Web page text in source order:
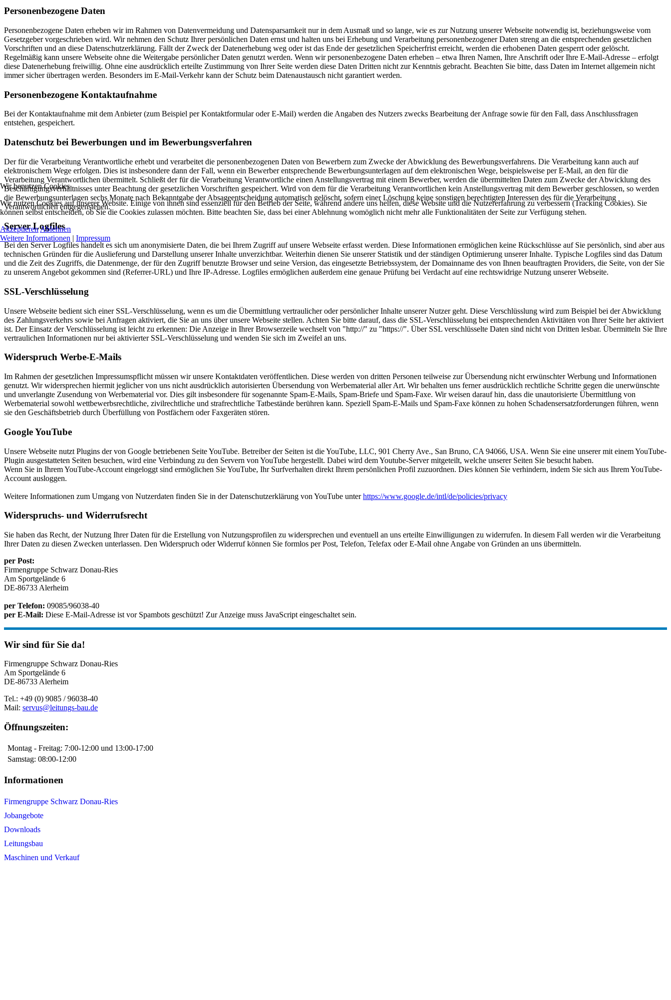
Personenbezogene Daten
Personenbezogene Daten erheben wir im Rahmen von Datenvermeidung und Datensparsamkeit nur in dem Ausmaß und so lange, wie es zur Nutzung unserer Webseite notwendig ist, beziehungsweise vom
Gesetzgeber vorgeschrieben wird. Wir nehmen den Schutz Ihrer persönlichen Daten ernst und halten uns bei Erhebung und Verarbeitung personenbezogener Daten streng an die entsprechenden gesetzlichen
Vorschriften und an diese Datenschutzerklärung. Fällt der Zweck der Datenerhebung weg oder ist das Ende der gesetzlichen Speicherfrist erreicht, werden die erhobenen Daten gesperrt oder gelöscht.
Regelmäßig kann unsere Webseite ohne die Weitergabe persönlicher Daten genutzt werden. Wenn wir personenbezogene Daten erheben – etwa Ihren Namen, Ihre Anschrift oder Ihre E-Mail-Adresse – erfolgt
diese Datenerhebung freiwillig. Ohne eine ausdrücklich erteilte Zustimmung von Ihrer Seite werden diese Daten Dritten nicht zur Kenntnis gebracht. Beachten Sie bitte, dass Daten im Internet allgemein nicht
immer sicher übertragen werden. Besonders im E-Mail-Verkehr kann der Schutz beim Datenaustausch nicht garantiert werden.
Personenbezogene Kontaktaufnahme
Bei der Kontaktaufnahme mit dem Anbieter (zum Beispiel per Kontaktformular oder E-Mail) werden die Angaben des Nutzers zwecks Bearbeitung der Anfrage sowie für den Fall, dass Anschlussfragen
entstehen, gespeichert.
Datenschutz bei Bewerbungen und im Bewerbungsverfahren
Der für die Verarbeitung Verantwortliche erhebt und verarbeitet die personenbezogenen Daten von Bewerbern zum Zwecke der Abwicklung des Bewerbungsverfahrens. Die Verarbeitung kann auch auf
elektronischem Wege erfolgen. Dies ist insbesondere dann der Fall, wenn ein Bewerber entsprechende Bewerbungsunterlagen auf dem elektronischen Wege, beispielsweise per E-Mail, an den für die
Verarbeitung Verantwortlichen übermittelt. Schließt der für die Verarbeitung Verantwortliche einen Anstellungsvertrag mit einem Bewerber, werden die übermittelten Daten zum Zwecke der Abwicklung des
Beschäftigungsverhältnisses unter Beachtung der gesetzlichen Vorschriften gespeichert. Wird von dem für die Verarbeitung Verantwortlichen kein Anstellungsvertrag mit dem Bewerber geschlossen, so werden
die Bewerbungsunterlagen sechs Monate nach Bekanntgabe der Absageentscheidung automatisch gelöscht, sofern einer Löschung keine sonstigen berechtigten Interessen des für die Verarbeitung
Verantwortlichen entgegenstehen.
Server Logfiles
Bei den Server Logfiles handelt es sich um anonymisierte Daten, die bei Ihrem Zugriff auf unsere Webseite erfasst werden. Diese Informationen ermöglichen keine Rückschlüsse auf Sie persönlich, sind aber aus
technischen Gründen für die Auslieferung und Darstellung unserer Inhalte unverzichtbar. Weiterhin dienen Sie unserer Statistik und der ständigen Optimierung unserer Inhalte. Typische Logfiles sind das Datum
und die Zeit des Zugriffs, die Datenmenge, der für den Zugriff benutzte Browser und seine Version, das eingesetzte Betriebssystem, der Domainname des von Ihnen beauftragten Providers, die Seite, von der Sie
zu unserem Angebot gekommen sind (Referrer-URL) und Ihre IP-Adresse. Logfiles ermöglichen außerdem eine genaue Prüfung bei Verdacht auf eine rechtswidrige Nutzung unserer Webseite.
SSL-Verschlüsselung
Unsere Webseite bedient sich einer SSL-Verschlüsselung, wenn es um die Übermittlung vertraulicher oder persönlicher Inhalte unserer Nutzer geht. Diese Verschlüsslung wird zum Beispiel bei der Abwicklung
des Zahlungsverkehrs sowie bei Anfragen aktiviert, die Sie an uns über unsere Webseite stellen. Achten Sie bitte darauf, dass die SSL-Verschlüsselung bei entsprechenden Aktivitäten von Ihrer Seite her aktiviert
ist. Der Einsatz der Verschlüsselung ist leicht zu erkennen: Die Anzeige in Ihrer Browserzeile wechselt von "http://" zu "https://". Über SSL verschlüsselte Daten sind nicht von Dritten lesbar. Übermitteln Sie Ihre
vertraulichen Informationen nur bei aktivierter SSL-Verschlüsselung und wenden Sie sich im Zweifel an uns.
Widerspruch Werbe-E-Mails
Im Rahmen der gesetzlichen Impressumspflicht müssen wir unsere Kontaktdaten veröffentlichen. Diese werden von dritten Personen teilweise zur Übersendung nicht erwünschter Werbung und Informationen
genutzt. Wir widersprechen hiermit jeglicher von uns nicht ausdrücklich autorisierten Übersendung von Werbematerial aller Art. Wir behalten uns ferner ausdrücklich rechtliche Schritte gegen die unerwünschte
und unverlangte Zusendung von Werbematerial vor. Dies gilt insbesondere für sogenannte Spam-E-Mails, Spam-Briefe und Spam-Faxe. Wir weisen darauf hin, dass die unautorisierte Übermittlung von
Werbematerial sowohl wettbewerbsrechtliche, zivilrechtliche und strafrechtliche Tatbestände berühren kann. Speziell Spam-E-Mails und Spam-Faxe können zu hohen Schadensersatzforderungen führen, wenn
sie den Geschäftsbetrieb durch Überfüllung von Postfächern oder Faxgeräten stören.
Google YouTube
Unsere Webseite nutzt Plugins der von Google betriebenen Seite YouTube. Betreiber der Seiten ist die YouTube, LLC, 901 Cherry Ave., San Bruno, CA 94066, USA. Wenn Sie eine unserer mit einem YouTube-
Plugin ausgestatteten Seiten besuchen, wird eine Verbindung zu den Servern von YouTube hergestellt. Dabei wird dem Youtube-Server mitgeteilt, welche unserer Seiten Sie besucht haben.
Wenn Sie in Ihrem YouTube-Account eingeloggt sind ermöglichen Sie YouTube, Ihr Surfverhalten direkt Ihrem persönlichen Profil zuzuordnen. Dies können Sie verhindern, indem Sie sich aus Ihrem YouTube-
Account ausloggen.
Weitere Informationen zum Umgang von Nutzerdaten finden Sie in der Datenschutzerklärung von YouTube unterhttps://www.google.de/intl/de/policies/privacy
Widerspruchs- und Widerrufsrecht
Sie haben das Recht, der Nutzung Ihrer Daten für die Erstellung von Nutzungsprofilen zu widersprechen und eventuell an uns erteilte Einwilligungen zu widerrufen. In diesem Fall werden wir die Verarbeitung
Ihrer Daten zu diesen Zwecken unterlassen. Den Widerspruch oder Widerruf können Sie formlos per Post, Telefon, Telefax oder E-Mail ohne Angabe von Gründen an uns übermitteln.
per Post:
Firmengruppe Schwarz Donau-Ries
Am Sportgelände 6
DE-86733 Alerheim
per Telefon: 09085/96038-40
per E-Mail: Diese E-Mail-Adresse ist vor Spambots geschützt! Zur Anzeige muss JavaScript eingeschaltet sein.
Wir sind für Sie da!
Firmengruppe Schwarz Donau-Ries
Am Sportgelände 6
DE-86733 Alerheim
Tel.: +49 (0) 9085 / 96038-40
Mail: servus@leitungs-bau.de
Öffnungszeiten:
Montag - Freitag: 7:00-12:00 und 13:00-17:00
Samstag: 08:00-12:00
Informationen
Firmengruppe Schwarz Donau-Ries
Jobangebote
Downloads
Leitungsbau
Maschinen und Verkauf
Wir benutzen Cookies
Wir nutzen Cookies auf unserer Website. Einige von ihnen sind essenziell für den Betrieb der Seite, während andere uns helfen, diese Website und die Nutzererfahrung zu verbessern (Tracking Cookies). Sie
können selbst entscheiden, ob Sie die Cookies zulassen möchten. Bitte beachten Sie, dass bei einer Ablehnung womöglich nicht mehr alle Funktionalitäten der Seite zur Verfügung stehen.
AkzeptierenAblehnen
Weitere Informationen | Impressum